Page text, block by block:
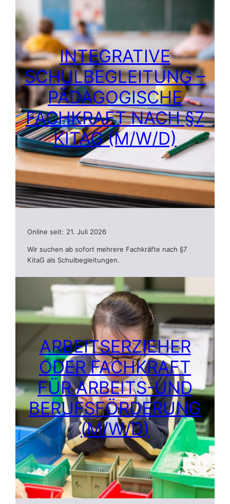
INTEGRATIVE
SCHULBEGLEITUNG –
PÄDAGOGISCHE
FACHKRAFT NACH §7
KITAG (M/W/D)
Online seit: 21. Juli 2026
Wir suchen ab sofort mehrere Fachkräfte nach §7
KitaG als Schulbegleitungen.
ARBEITSERZIEHER
ODER FACHKRAFT
FÜR ARBEITS-UND
BERUFSFÖRDERUNG
(M/W/D)